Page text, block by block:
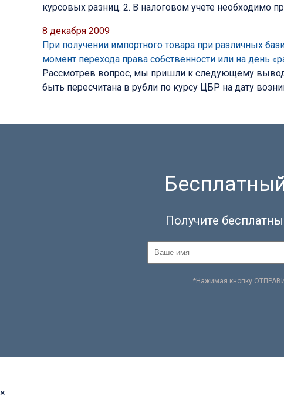
курсовых разниц. 2. В налоговом учете необходимо
8 декабря 2009
При получении импортного товара при различных
момент перехода права собственности или на день
Рассмотрев вопрос, мы пришли к следующему
быть пересчитана в рубли по курсу ЦБР на дату
Получите
*Нажимая кнопку
×